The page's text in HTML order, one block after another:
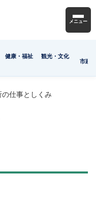
メニュー
健康・福祉
観光・文化
市政
の仕事としくみ